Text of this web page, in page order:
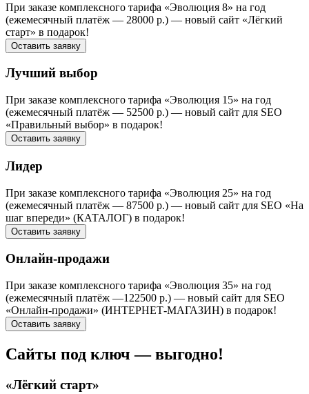
При заказе комплексного тарифа «Эволюция 8» на год
(ежемесячный платёж — 28000 р.) — новый сайт «Лёгкий
старт» в подарок!
Оставить заявку
Лучший выбор
При заказе комплексного тарифа «Эволюция 15» на год
(ежемесячный платёж — 52500 р.) — новый сайт для SEO
«Правильный выбор» в подарок!
Оставить заявку
Лидер
При заказе комплексного тарифа «Эволюция 25» на год
(ежемесячный платёж — 87500 р.) — новый сайт для SEO «На
шаг впереди» (КАТАЛОГ) в подарок!
Оставить заявку
Онлайн-продажи
При заказе комплексного тарифа «Эволюция 35» на год
(ежемесячный платёж —122500 р.) — новый сайт для SEO
«Онлайн-продажи» (ИНТЕРНЕТ-МАГАЗИН) в подарок!
Оставить заявку
Сайты под ключ — выгодно!
«Лёгкий старт»